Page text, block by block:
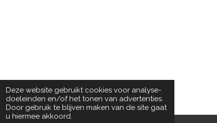
Deze website gebruikt cookies voor analyse-
doeleinden en/of het tonen van advertenties.
Door gebruik te blijven maken van de site gaat
u hiermee akkoord.